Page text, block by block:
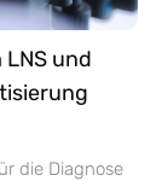
und
die Diagnose